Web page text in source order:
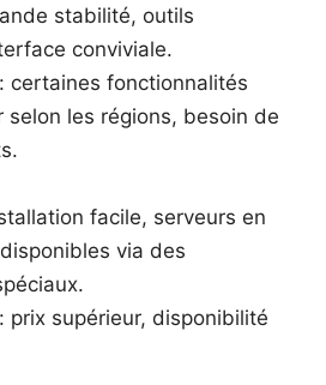
stabilité, outils
conviviale.
certaines fonctionnalités
selon les régions, besoin de
facile, serveurs en
via des
prix supérieur, disponibilité